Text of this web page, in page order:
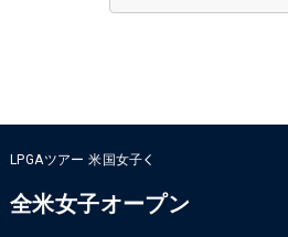
LPGAツアー 米国女子
全米女子オープン